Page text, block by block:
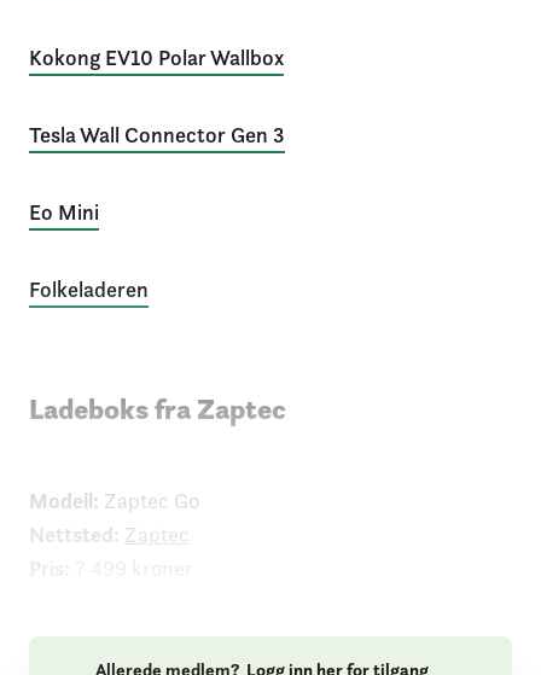
Kokong EV10 Polar Wallbox
Tesla Wall Connector Gen 3
Eo Mini
Folkeladeren
Ladeboks fra Zaptec
Modell: Zaptec Go
Nettsted: Zaptec
Allerede medlem? Logg inn her for tilgang